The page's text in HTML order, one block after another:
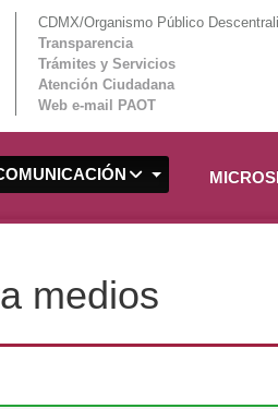
CDMX/Organismo Público
Transparencia
Trámites y Servicios
Atención Ciudadana
Web e-mail PAOT
medios